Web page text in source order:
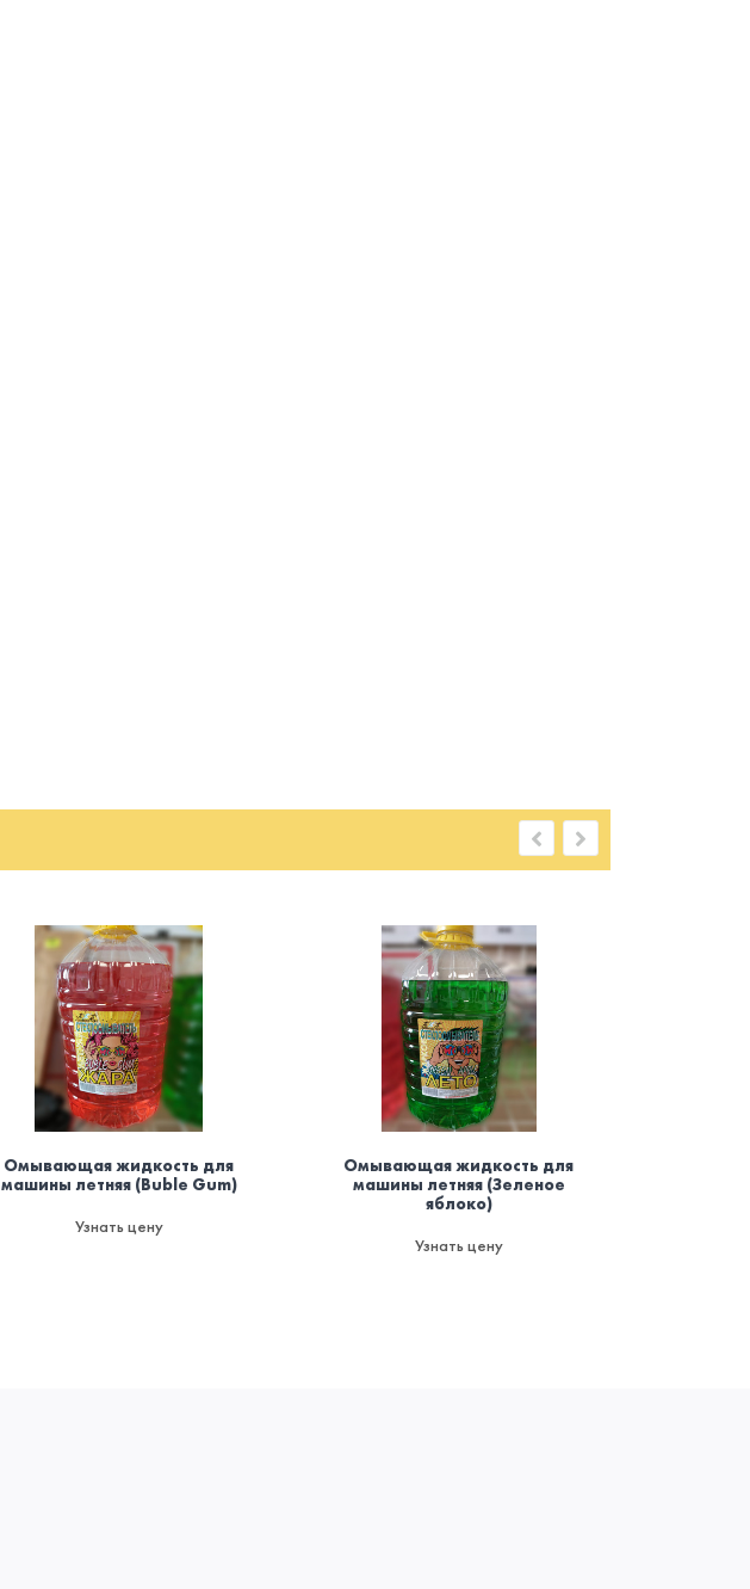
Омывающая жидкость для
машины летняя (Buble Gum)
Узнать цену
Омывающая жидкость для
машины летняя (Зеленое
яблоко)
Узнать цену